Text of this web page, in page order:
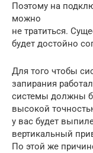
Поэтому на
можно
не тратиться.
будет достойно
Для того чтобы
запирания
системы должны
высокой
у вас будет
вертикальный
По этой же